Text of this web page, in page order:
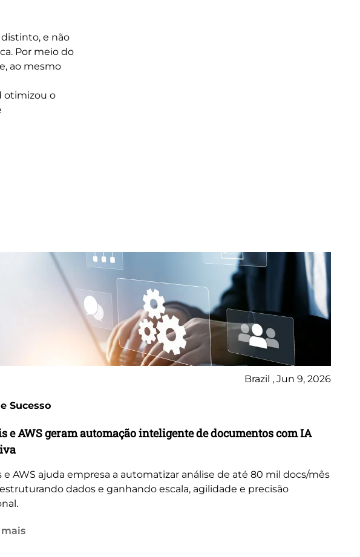
e não
Por meio do
ao mesmo
otimizou o
Brazil , Jun 9, 2026
Sucesso
e AWS geram automação inteligente de documentos com IA
e AWS ajuda empresa a automatizar análise de até 80 mil docs/mês
dados e ganhando escala, agilidade e precisão